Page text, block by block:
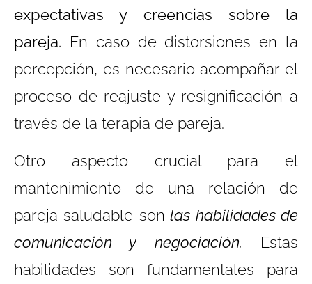
expectativas y creencias sobre la
pareja. En caso de distorsiones en la
percepción, es necesario acompañar el
proceso de reajuste y resignificación a
través de la terapia de pareja.
Otro aspecto crucial para el
mantenimiento de una relación de
pareja saludable son las habilidades de
comunicación y negociación. Estas
habilidades son fundamentales para